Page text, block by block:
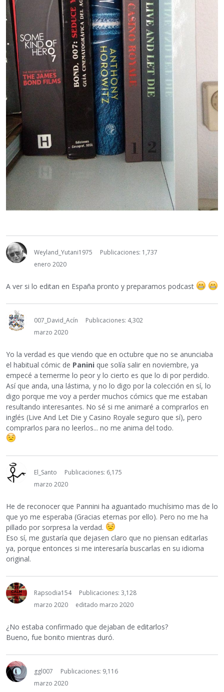
Weyland_Yutani1975
Publicaciones: 1,737
enero 2020
A ver si lo editan en España pronto y preparamos podcast
007_David_Acín
Publicaciones: 4,302
marzo 2020
Yo la verdad es que viendo que en octubre que no se anunciaba
el habitual cómic de Panini que solía salir en noviembre, ya
empecé a temerme lo peor y lo cierto es que lo di por perdido.
Así que anda, una lástima, y no lo digo por la colección en sí, lo
digo porque me voy a perder muchos cómics que me estaban
resultando interesantes. No sé si me animaré a comprarlos en
inglés (Live And Let Die y Casino Royale seguro que sí), pero
comprarlos para no leerlos... no me anima del todo.
El_Santo
Publicaciones: 6,175
marzo 2020
He de reconocer que Pannini ha aguantado muchísimo mas de lo
que yo me esperaba (Gracias eternas por ello). Pero no me ha
pillado por sorpresa la verdad.
Eso sí, me gustaría que dejasen claro que no piensan editarlas
ya, porque entonces si me interesaría buscarlas en su idioma
original.
Rapsodia154
Publicaciones: 3,128
marzo 2020
editado marzo 2020
¿No estaba confirmado que dejaban de editarlos?
Bueno, fue bonito mientras duró.
ggl007
Publicaciones: 9,116
marzo 2020